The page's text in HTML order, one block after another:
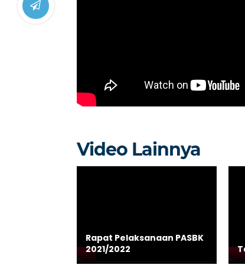
Video Lainnya
Rapat Pelaksanaan PASBK
2021/2022